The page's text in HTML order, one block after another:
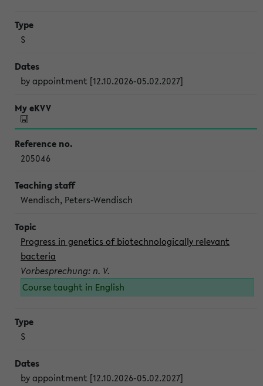
S
by appointment [12.10.2026-05.02.2027]
205046
Wendisch, Peters-Wendisch
Progress in genetics of biotechnologically relevant
bacteria
Vorbesprechung: n. V.
Course taught in English
S
by appointment [12.10.2026-05.02.2027]